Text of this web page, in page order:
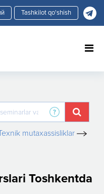
Tashkilot qo'shish
mutaxassisliklar
Toshkentda